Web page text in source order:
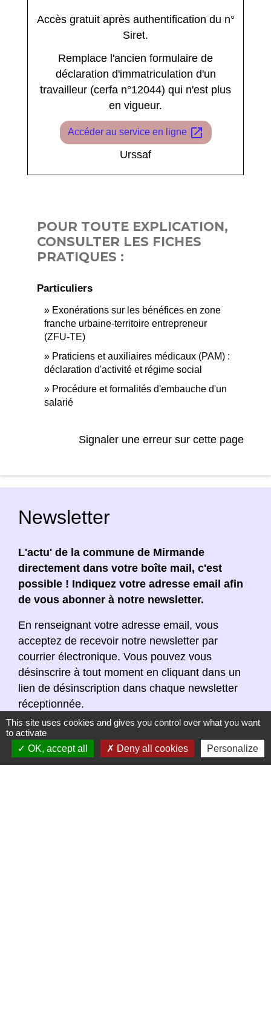
Accès gratuit après authentification du n°
Siret.
Remplace l'ancien formulaire de
déclaration d'immatriculation d'un
travailleur (cerfa n°12044) qui n'est plus
en vigueur.
Accéder au service en ligne open_in_new
Urssaf
POUR TOUTE EXPLICATION,
CONSULTER LES FICHES
PRATIQUES :
Particuliers
Exonérations sur les bénéfices en zone
franche urbaine-territoire entrepreneur
(ZFU-TE)
Praticiens et auxiliaires médicaux (PAM) :
déclaration d'activité et régime social
Procédure et formalités d'embauche d'un
salarié
Signaler une erreur sur cette page
Newsletter
L'actu' de la commune de Mirmande
directement dans votre boîte mail, c'est
possible ! Indiquez votre adresse email afin
de vous abonner à notre newsletter.
En renseignant votre adresse email, vous
acceptez de recevoir notre newsletter par
courrier électronique. Vous pouvez vous
désinscrire à tout moment en cliquant dans un
lien de désinscription dans chaque newsletter
réceptionnée.
This site uses cookies and gives you control over what you want
to activate
OK, accept all
Deny all cookies Personalize